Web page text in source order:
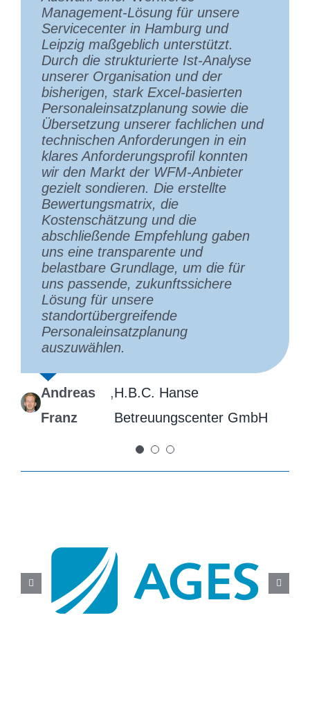
Management‑Lösung für unsere
Servicecenter in Hamburg und
Leipzig maßgeblich unterstützt.
Durch die strukturierte Ist‑Analyse
unserer Organisation und der
bisherigen, stark Excel‑basierten
Personaleinsatzplanung sowie die
Übersetzung unserer fachlichen und
technischen Anforderungen in ein
klares Anforderungsprofil konnten
wir den Markt der WFM‑Anbieter
gezielt sondieren. Die erstellte
Bewertungsmatrix, die
Kostenschätzung und die
abschließende Empfehlung gaben
uns eine transparente und
belastbare Grundlage, um die für
uns passende, zukunftssichere
Lösung für unsere
standortübergreifende
Personaleinsatzplanung
auszuwählen.
Andreas
Franz
,H.B.C. Hanse
Betreuungscenter GmbH
erleben wir seit vielen Jahren als
äußerst professionell, verlässlich und
wertvoll. Besonders schätzen wir die
pragmatischen Lösungsansätze, die
nicht nur theoretisch überzeugen,
sondern sich direkt in der Praxis
umsetzen lassen. Die kontinuierliche
Begleitung über viele Jahre, die
offene Kommunikation und der
lösungsorientierte Austausch
machen die Zusammenarbeit für uns
besonders wertvoll. Wir freuen uns
auf die weitere gemeinsame Arbeit
und empfehlen Herrn Schacht und
sein Netzwerk gerne weiter.
André Michel Hitado GmbH
Neugestaltung und Ausschreibung
unserer zentralen Contact-Center-
Dienstleistungen sehr geschätzt.
Das Unternehmen hat uns dabei
geholfen, die Rolle des Callcenters
innerhalb unserer
Kommunikationsstrategie zu klären,
unsere Anforderungen über alle
Servicekanäle und unterstützenden
Systeme hinweg zu strukturieren
und daraus ein solides,
rechtskonformes
Ausschreibungspaket zu erstellen.
Dadurch konnten wir die Angebote
einheitlich vergleichen und den
Auftrag an den Anbieter vergeben,
der unseren aktuellen und
zukünftigen Anforderungen am
besten entspricht.
Morten
Espelund
,European Commission, DG
Communication